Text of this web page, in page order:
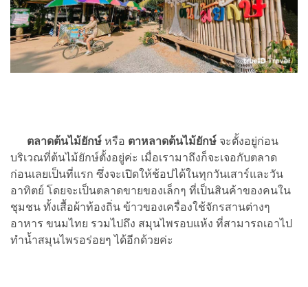
ตลาดต้นไม้ยักษ์ หรือ ตาหลาดต้นไม้ยักษ์ จะตั้งอยู่ก่อน
บริเวณที่ต้นไม้ยักษ์ตั้งอยู่ค่ะ เมื่อเรามาถึงก็จะเจอกับตลาด
ก่อนเลยเป็นที่แรก ซึ่งจะเปิดให้ช้อปได้ในทุกวันเสาร์และวัน
อาทิตย์ โดยจะเป็นตลาดขายของเล็กๆ ที่เป็นสินค้าของคนใน
ชุมชน ทั้งเสื้อผ้าท้องถิ่น ข้าวของเครื่องใช้จักรสานต่างๆ
อาหาร ขนมไทย รวมไปถึง สมุนไพรอบแห้ง ที่สามารถเอาไป
ทำน้ำสมุนไพรอร่อยๆ ได้อีกด้วยค่ะ